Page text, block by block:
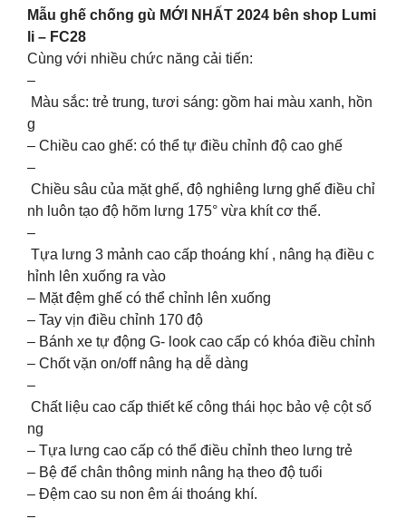
Mẫu ghế chống gù MỚI NHẤT 2024 bên shop Lumi
li – FC28
Cùng với nhiều chức năng cải tiến:
–
Màu sắc: trẻ trung, tươi sáng: gồm hai màu xanh, hồn
g
– Chiều cao ghế: có thể tự điều chỉnh độ cao ghế
–
Chiều sâu của mặt ghế, độ nghiêng lưng ghế điều chỉ
nh luôn tạo độ hõm lưng 175° vừa khít cơ thể.
–
Tựa lưng 3 mảnh cao cấp thoáng khí , nâng hạ điều c
hỉnh lên xuống ra vào
– Mặt đệm ghế có thể chỉnh lên xuống
– Tay vịn điều chỉnh 170 độ
– Bánh xe tự động G- look cao cấp có khóa điều chỉnh
– Chốt vặn on/off nâng hạ dễ dàng
–
Chất liệu cao cấp thiết kế công thái học bảo vệ cột số
ng
– Tựa lưng cao cấp có thể điều chỉnh theo lưng trẻ
– Bệ để chân thông minh nâng hạ theo độ tuổi
– Đệm cao su non êm ái thoáng khí.
–